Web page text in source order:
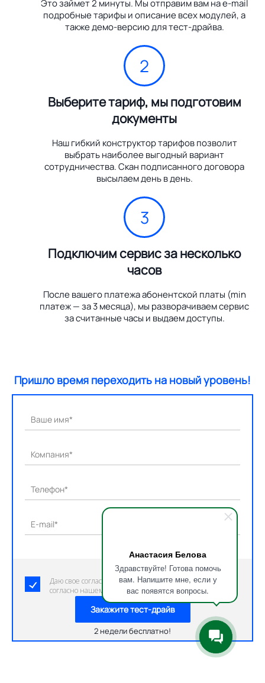
Анастасия Белова
Здравствуйте! Готова помочь
вам. Напишите мне, если у
вас появятся вопросы.
Это займет 2 минуты. Мы отправим вам на e-mail
подробные тарифы и описание всех модулей, а
также демо-версию для тест-драйва.
2
Выберите тариф, мы подготовим
документы
Наш гибкий конструктор тарифов позволит
выбрать наиболее выгодный вариант
сотрудничества. Скан подписанного договора
высылаем день в день.
3
Подключим сервис за несколько
часов
После вашего платежа абонентской платы (min
платеж — за 3 месяца), мы разворачиваем сервис
за считанные часы и выдаем доступы.
Пришло время переходить на новый уровень!
Ваше имя*
Компания*
Телефон*
E-mail*
Даю свое согласие на обработку персональных данных
согласно нашему пользовательскому соглашению.
Закажите тест-драйв
2 недели бесплатно!